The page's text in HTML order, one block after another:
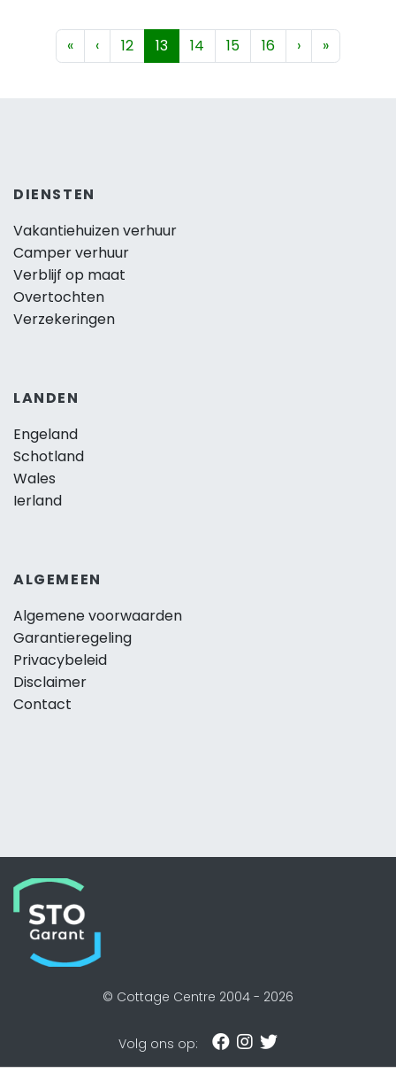
« ‹ 12 13 14 15 16 › »
DIENSTEN
Vakantiehuizen verhuur
Camper verhuur
Verblijf op maat
Overtochten
Verzekeringen
LANDEN
Engeland
Schotland
Wales
Ierland
ALGEMEEN
Algemene voorwaarden
Garantieregeling
Privacybeleid
Disclaimer
Contact
© Cottage Centre 2004 - 2026
Volg ons op: